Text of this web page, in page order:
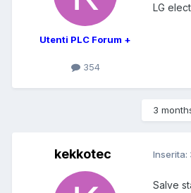
Utenti PLC Forum +
354
LG
3
kekkotec Inserita:
Salve